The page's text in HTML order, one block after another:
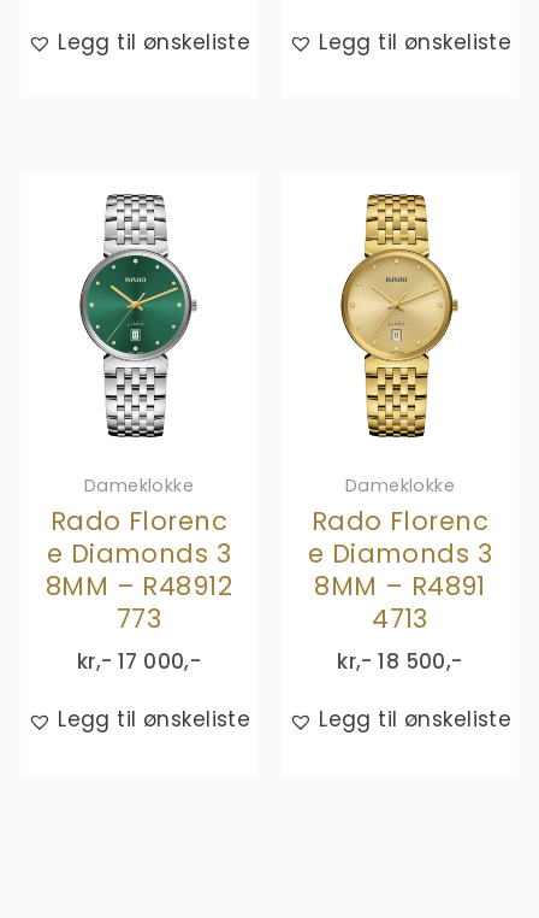
Legg til ønskeliste Legg til ønskeliste
Dameklokke
Rado Florenc
e Diamonds 3
8MM – R48912
773
kr,- 17 000,-
Legg til ønskeliste
Dameklokke
Rado Florenc
e Diamonds 3
8MM – R4891
4713
kr,- 18 500,-
Legg til ønskeliste